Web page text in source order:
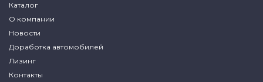
Каталог
О компании
Новости
Доработка автомобилей
Лизинг
Контакты